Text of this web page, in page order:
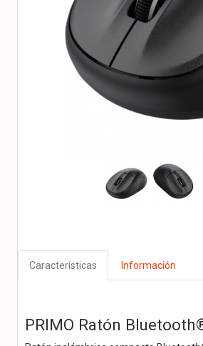
Características Información
PRIMO Ratón